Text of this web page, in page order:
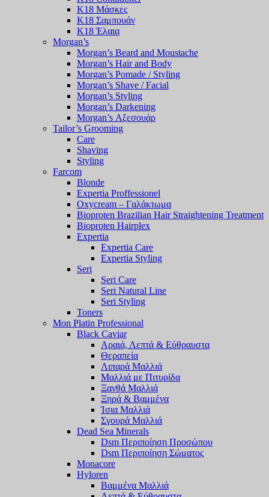
K18 Μάσκες
K18 Σαμπουάν
K18 Έλαια
Morgan’s
Morgan’s Beard and Moustache
Morgan’s Hair and Body
Morgan’s Pomade / Styling
Morgan’s Shave / Facial
Morgan’s Styling
Morgan’s Darkening
Morgan’s Αξεσουάρ
Tailor’s Grooming
Care
Shaving
Styling
Farcom
Blonde
Expertia Proffessionel
Oxycream – Γαλάκτωμα
Bioproten Brazilian Hair Straightening Treatment
Bioproten Hairplex
Expertia
Expertia Care
Expertia Styling
Seri
Seri Care
Seri Natural Line
Seri Styling
Toners
Mon Platin Professional
Black Caviar
Αραιά, Λεπτά & Εύθραυστα
Θεραπεία
Λιπαρά Μαλλιά
Μαλλιά με Πιτυρίδα
Ξανθά Μαλλιά
Ξηρά & Βαμμένα
Ίσια Μαλλιά
Σγουρά Μαλλιά
Dead Sea Minerals
Dsm Περιποίηση Προσώπου
Dsm Περιποίηση Σώματος
Monacore
Hyloren
Βαμμένα Μαλλιά